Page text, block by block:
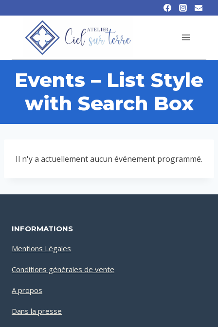
Events – List Style
with Search Box
Il n'y a actuellement aucun événement programmé.
INFORMATIONS
Mentions Légales
Conditions générales de vente
A propos
Dans la presse